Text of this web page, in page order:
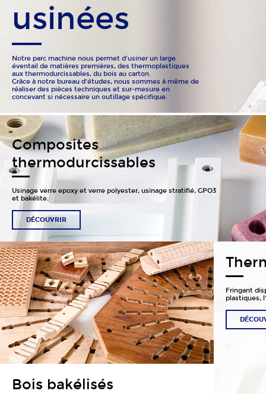
usinées
Notre parc machine nous permet d'usiner un large
éventail de matières premières, des thermoplastiques
aux thermodurcissables, du bois au carton.
Grâce à notre bureau d'études, nous sommes à même de
réaliser des pièces techniques et sur-mesure en
concevant si nécessaire un outillage spécifique.
Composites
thermodurcissables
Usinage verre epoxy et verre polyester, usinage stratifié, GPO3
et bakélite.
DÉCOUVRIR
Bois bakélisés
Fringant
plastiques,